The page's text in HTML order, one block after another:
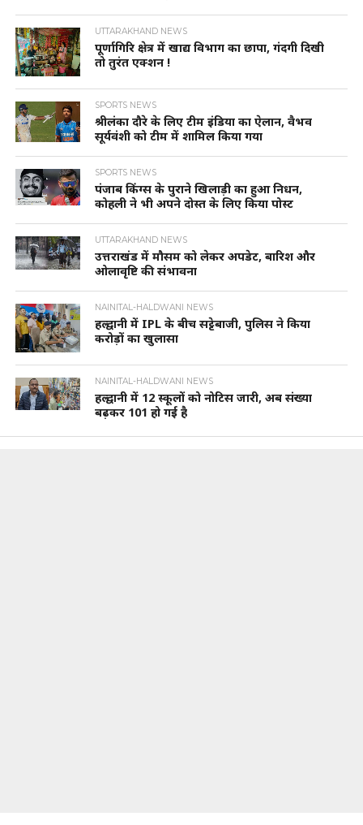
UTTARAKHAND NEWS
पूर्णागिरि क्षेत्र में खाद्य विभाग का छापा, गंदगी दिखी
तो तुरंत एक्शन !
SPORTS NEWS
श्रीलंका दौरे के लिए टीम इंडिया का ऐलान, वैभव
सूर्यवंशी को टीम में शामिल किया गया
SPORTS NEWS
पंजाब किंग्स के पुराने खिलाड़ी का हुआ निधन,
कोहली ने भी अपने दोस्त के लिए किया पोस्ट
UTTARAKHAND NEWS
उत्तराखंड में मौसम को लेकर अपडेट, बारिश और
ओलावृष्टि की संभावना
NAINITAL-HALDWANI NEWS
हल्द्वानी में IPL के बीच सट्टेबाजी, पुलिस ने किया
करोड़ों का खुलासा
NAINITAL-HALDWANI NEWS
हल्द्वानी में 12 स्कूलों को नोटिस जारी, अब संख्या
बढ़कर 101 हो गई है